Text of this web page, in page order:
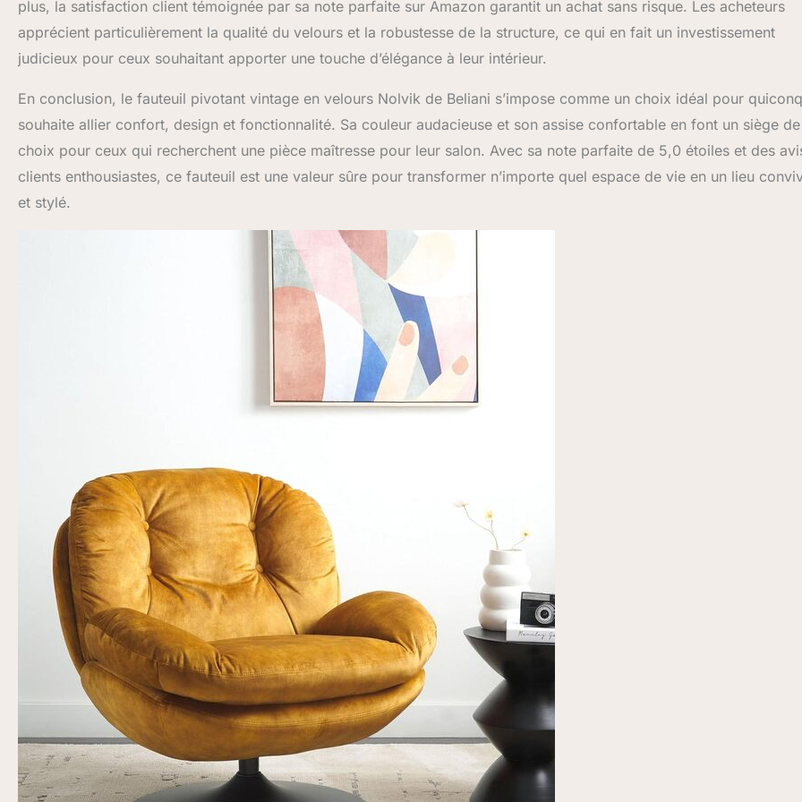
plus, la satisfaction client témoignée par sa note parfaite sur Amazon garantit un achat sans risque. Les acheteurs
apprécient particulièrement la qualité du velours et la robustesse de la structure, ce qui en fait un investissement
judicieux pour ceux souhaitant apporter une touche d’élégance à leur intérieur.
En conclusion, le fauteuil pivotant vintage en velours Nolvik de Beliani s’impose comme un choix idéal pour
souhaite allier confort, design et fonctionnalité. Sa couleur audacieuse et son assise confortable en font un siège de
choix pour ceux qui recherchent une pièce maîtresse pour leur salon. Avec sa note parfaite de 5,0 étoiles et des
clients enthousiastes, ce fauteuil est une valeur sûre pour transformer n’importe quel espace de vie en un lieu
et stylé.